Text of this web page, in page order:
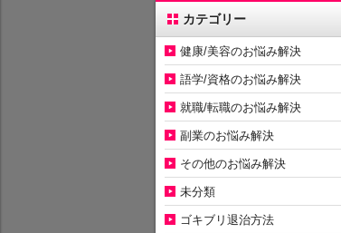
カテゴリー
健康/美容のお悩み解決
語学/資格のお悩み解決
就職/転職のお悩み解決
副業のお悩み解決
その他のお悩み解決
未分類
ゴキブリ退治方法